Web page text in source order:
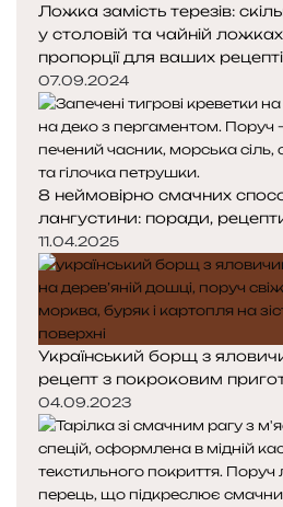
Ложка замість терезів:
у столовій та чайній
пропорції для ваших
07.09.2024
8 неймовірно смачних
лангустини: поради, рецепти
11.04.2025
Український борщ з
рецепт з покроковим
04.09.2023